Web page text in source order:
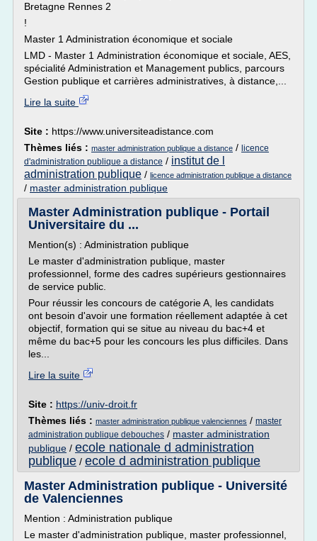
Bretagne Rennes 2
!
Master 1 Administration économique et sociale
LMD - Master 1 Administration économique et sociale, AES,
spécialité Administration et Management publics, parcours
Gestion publique et carrières administratives, à distance,...
Lire la suite
Site : https://www.universiteadistance.com
Thèmes liés : master administration publique a distance / licence
d'administration publique a distance / institut de l
administration publique / licence administration publique a distance
/ master administration publique
Master Administration publique - Portail
Universitaire du ...
Mention(s) : Administration publique
Le master d'administration publique, master
professionnel, forme des cadres supérieurs gestionnaires
de service public.
Pour réussir les concours de catégorie A, les candidats
ont besoin d'avoir une formation réellement adaptée à cet
objectif, formation qui se situe au niveau du bac+4 et
même du bac+5 pour les concours les plus difficiles. Dans
les...
Lire la suite
Site : https://univ-droit.fr
Thèmes liés : master administration publique valenciennes / master
administration publique debouches / master administration
publique / ecole nationale d administration
publique / ecole d administration publique
Master Administration publique - Université
de Valenciennes
Mention : Administration publique
Le master d'administration publique, master professionnel,